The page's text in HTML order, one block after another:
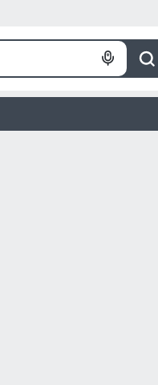
Поиск
Голосовой